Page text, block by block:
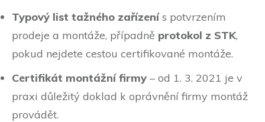
Typový list tažného zařízenís potvrzením
prodeje a montáže, případně protokol z STK,
pokud nejdete cestou certifikované montáže.
Certifikát montážní firmy – od 1. 3. 2021 je v
praxi důležitý doklad k oprávnění firmy montáž
provádět.